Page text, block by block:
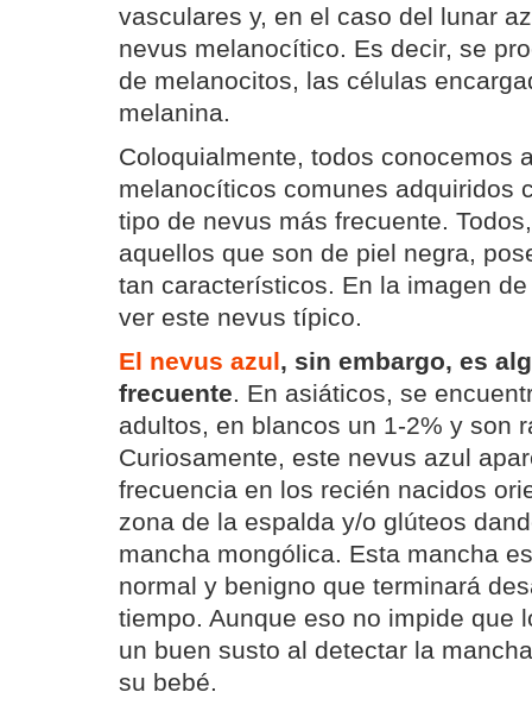
vasculares y, en el caso del lunar
nevus melanocítico. Es decir, se
de melanocitos, las células
melanina.
Coloquialmente, todos conocemos
melanocíticos comunes adquiridos
tipo de nevus más frecuente.
aquellos que son de piel negra,
tan característicos. En la imagen
ver este nevus típico.
El nevus azul, sin embargo, es
frecuente. En asiáticos, se
adultos, en blancos un 1-2% y son
Curiosamente, este nevus azul
frecuencia en los recién nacidos
zona de la espalda y/o glúteos
mancha mongólica. Esta mancha
normal y benigno que terminará
tiempo. Aunque eso no impide que
un buen susto al detectar la
su bebé.